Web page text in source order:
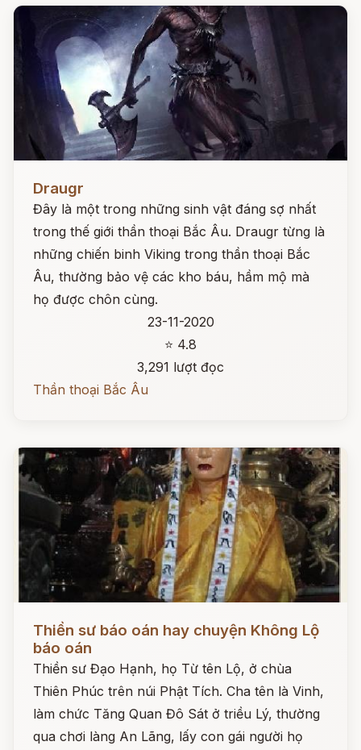
Draugr
Đây là một trong những sinh vật đáng sợ nhất
trong thế giới thần thoại Bắc Âu. Draugr từng là
những chiến binh Viking trong thần thoại Bắc
Âu, thường bảo vệ các kho báu, hầm mộ mà
họ được chôn cùng.
23-11-2020
⭐ 4.8
3,291 lượt đọc
Thần thoại Bắc Âu
Đọc ngay
Thiền sư báo oán hay chuyện Không Lộ
báo oán
Thiền sư Đạo Hạnh, họ Từ tên Lộ, ở chùa
Thiên Phúc trên núi Phật Tích. Cha tên là Vinh,
làm chức Tăng Quan Đô Sát ở triều Lý, thường
qua chơi làng An Lãng, lấy con gái người họ